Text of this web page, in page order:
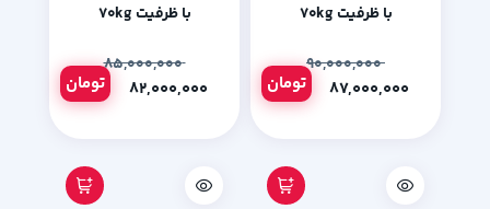
با ظرفیت ۷۰kg
۹۰,۰۰۰,۰۰۰
تومان
با ظرفیت ۷۰kg
۸۵,۰۰۰,۰۰۰
تومان